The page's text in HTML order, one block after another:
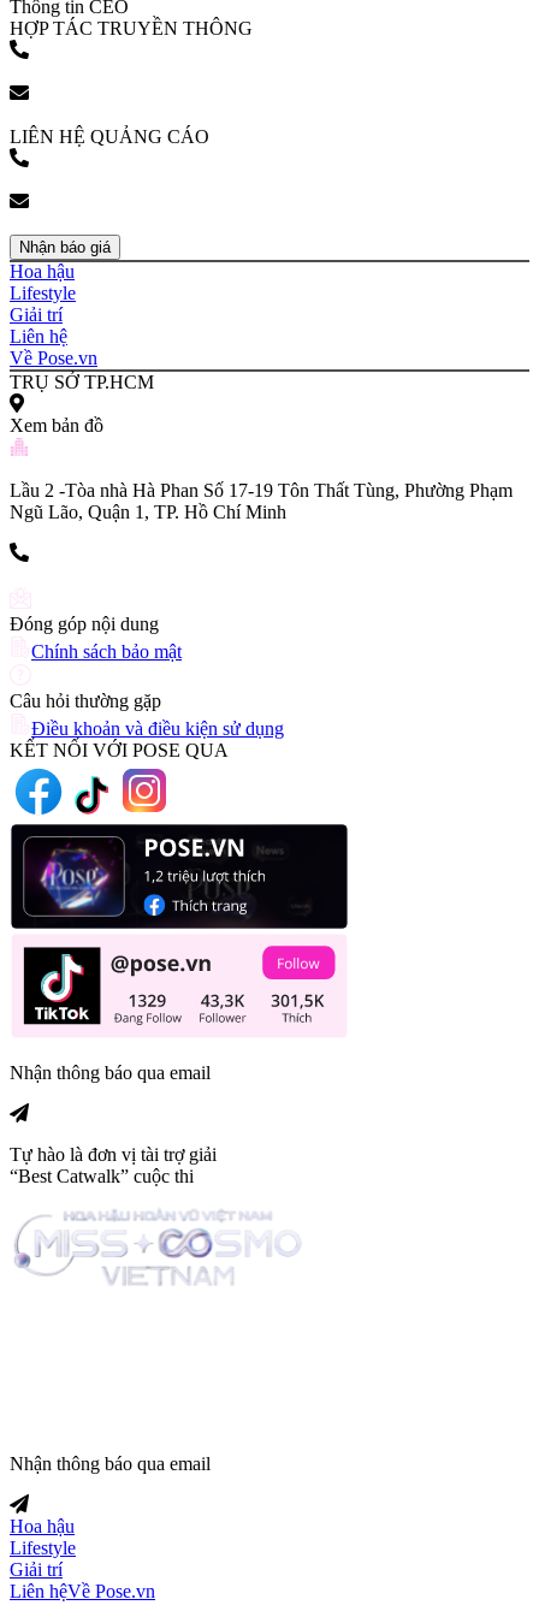
Thông tin CEO
HỢP TÁC TRUYỀN THÔNG
LIÊN HỆ QUẢNG CÁO
Nhận báo giá
Hoa hậu
Lifestyle
Giải trí
Liên hệ
Về Pose.vn
TRỤ SỞ TP.HCM
Xem bản đồ
Lầu 2 -Tòa nhà Hà Phan Số 17-19 Tôn Thất Tùng, Phường Phạm
Ngũ Lão, Quận 1, TP. Hồ Chí Minh
Đóng góp nội dung
Chính sách bảo mật
Câu hỏi thường gặp
Điều khoản và điều kiện sử dụng
KẾT NỐI VỚI POSE QUA
Nhận thông báo qua email
Tự hào là đơn vị tài trợ giải
“Best Catwalk” cuộc thi
Nhận thông báo qua email
Hoa hậu
Lifestyle
Giải trí
Liên hệVề Pose.vn